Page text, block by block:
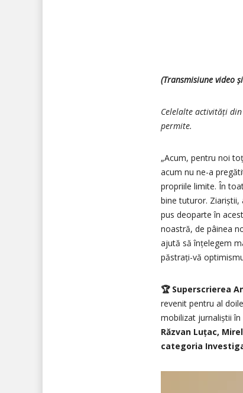
(Transmisiune video
Celelalte activități
permite.
„Acum, pentru noi
acum nu ne-a
propriile limite. În
bine tuturor. Ziariștii,
pus deoparte în
noastră, de pâinea
ajută să înțelegem
păstrați-vă
🏆 Superscrierea
revenit pentru al
mobilizat jurnaliștii
Răzvan Luțac,
categoria